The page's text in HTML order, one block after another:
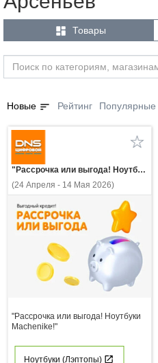
 Товары
Новые sort Рейтинг Популярные
"Рассрочка или выгода! Ноутбуки Machenike!"
(24 Апреля - 14 Мая 2026)
"Рассрочка или выгода! Ноутбуки
Machenike!"
Ноутбуки (Лэптопы)